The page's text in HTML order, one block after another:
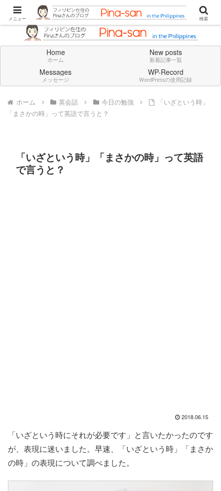
Don't think deeply. Feel always in English.
Home
ホーム
New posts
新着記事一覧
Messages
メッセージ
WP-Record
WordPressの使用記録
ホーム 英会話 今日の勉強
「いざという時」
「まさかの時」って英語で言うと？
「いざという時」「まさかの時」って英語
で言うと？
2018.06.15
「いざという時にそれが必要です」と言いたかったのです
が、表現に迷いました。早速、「いざという時」「まさか
の時」の表現について調べました。
メニュー 検索